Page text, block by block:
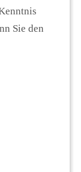
Sie den